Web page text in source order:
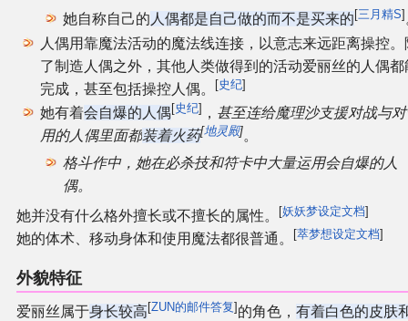
她自称自己的 人偶都是自己做的而不是买来的 [三月精S]
人偶用靠魔法活动的魔法线连接，以意志来远距离操控。
了制造人偶之外，其他人类做得到的活动爱丽丝的人偶都
完成，甚至包括操控人偶。
[史纪]
她有着会自爆的人偶 [史纪] ， 甚至连给魔理沙支援对战与
用的人偶里面都装着火药[地灵殿]。
格斗作中，她在必杀技和符卡中大量运用会自爆的人
偶。
她并没有什么格外擅长或不擅长的属性。
[妖妖梦设定文档]
她的体术、移动身体和使用魔法都很普通。 [萃梦想设定文档]
外貌特征
爱丽丝属于身长较高 [ZUN的邮件答复] 的角色， 有着白色的皮肤